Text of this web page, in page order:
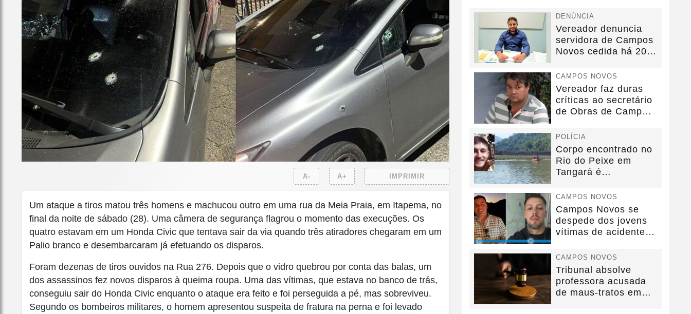
A- A+ IMPRIMIR
Um ataque a tiros matou três homens e machucou outro em uma rua da Meia Praia, em Itapema, no
final da noite de sábado (28). Uma câmera de segurança flagrou o momento das execuções. Os
quatro estavam em um Honda Civic que tentava sair da via quando três atiradores chegaram em um
Palio branco e desembarcaram já efetuando os disparos.
Foram dezenas de tiros ouvidos na Rua 276. Depois que o vidro quebrou por conta das balas, um
dos assassinos fez novos disparos à queima roupa. Uma das vítimas, que estava no banco de trás,
conseguiu sair do Honda Civic enquanto o ataque era feito e foi perseguida a pé, mas sobreviveu.
Segundo os bombeiros militares, o homem apresentou suspeita de fratura na perna e foi levado
DENÚNCIA
Vereador denuncia
servidora de Campos
Novos cedida há 20
CAMPOS NOVOS
Vereador faz duras
críticas ao secretário
de Obras de Campos
POLÍCIA
Corpo encontrado no
Rio do Peixe em
Tangará é
CAMPOS NOVOS
Campos Novos se
despede dos jovens
vítimas de acidente
CAMPOS NOVOS
Tribunal absolve
professora acusada
de maus-tratos em